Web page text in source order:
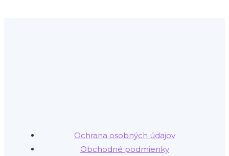
Ochrana osobných údajov
Obchodné podmienky